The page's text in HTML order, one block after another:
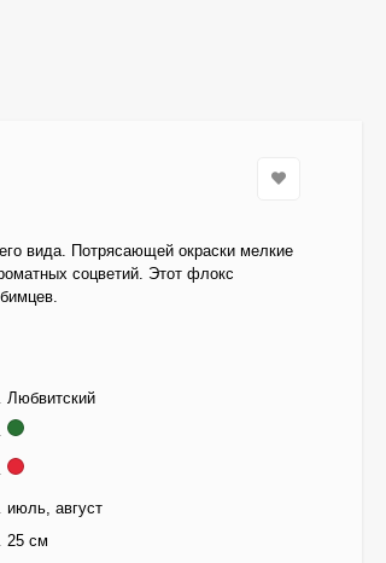
вида. Потрясающей окраски мелкие
соцветий. Этот флокс
Любвитский
июль, август
25 см